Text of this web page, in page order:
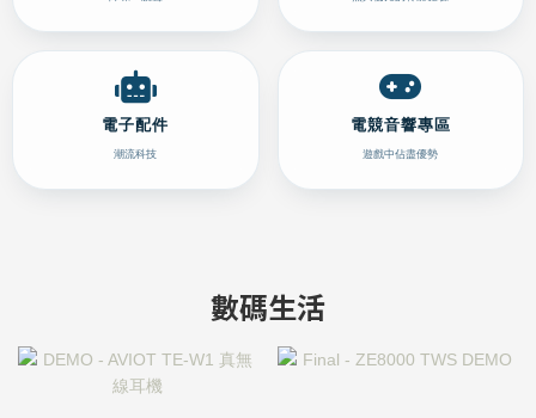
電子配件
潮流科技
電競音響專區
遊戲中佔盡優勢
數碼生活